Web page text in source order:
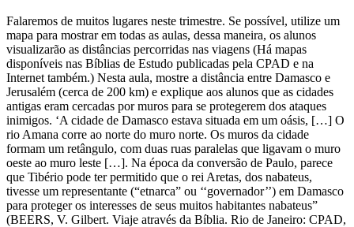
Falaremos de muitos lugares neste trimestre. Se possível, utilize um
mapa para mostrar em todas as aulas, dessa maneira, os alunos
visualizarão as distâncias percorridas nas viagens (Há mapas
disponíveis nas Bíblias de Estudo publicadas pela CPAD e na
Internet também.) Nesta aula, mostre a distância entre Damasco e
Jerusalém (cerca de 200 km) e explique aos alunos que as cidades
antigas eram cercadas por muros para se protegerem dos ataques
inimigos. ‘A cidade de Damasco estava situada em um oásis, […] O
rio Amana corre ao norte do muro norte. Os muros da cidade
formam um retângulo, com duas ruas paralelas que ligavam o muro
oeste ao muro leste […]. Na época da conversão de Paulo, parece
que Tibério pode ter permitido que o rei Aretas, dos nabateus,
tivesse um representante (“etnarca” ou ‘‘governador’’) em Damasco
para proteger os interesses de seus muitos habitantes nabateus”
(BEERS, V. Gilbert. Viaje através da Bíblia. Rio de Janeiro: CPAD,